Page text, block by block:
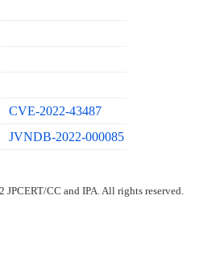
CVE-2022-43487
JVNDB-2022-000085
CC and IPA. All rights reserved.